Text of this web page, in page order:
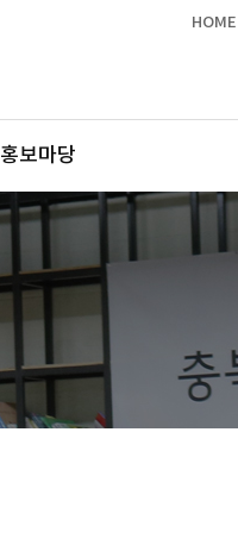
HOME
홍보마당